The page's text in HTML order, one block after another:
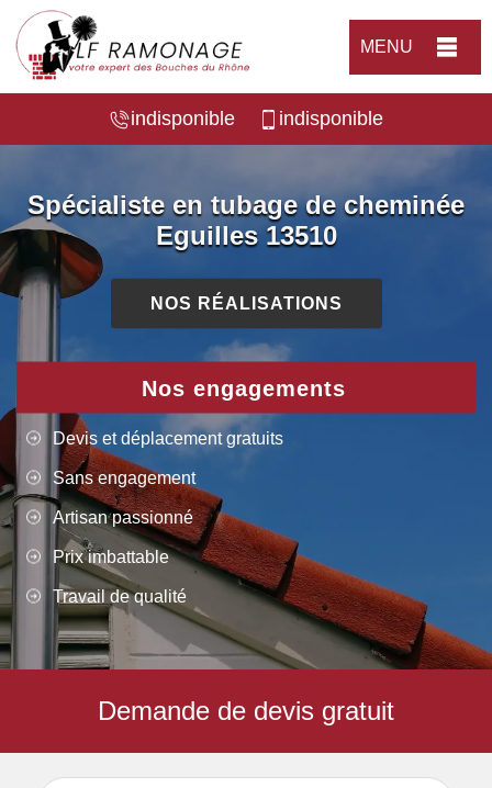
MENU
indisponible indisponible
Spécialiste en tubage de cheminée
Eguilles 13510
NOS RÉALISATIONS
Nos engagements
Devis et déplacement gratuits
Sans engagement
Artisan passionné
Prix imbattable
Travail de qualité
Demande de devis gratuit